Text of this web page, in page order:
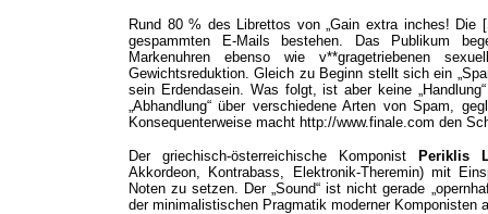
Rund 80 % des Librettos von „Gain extra inches! Die
gespammten E-Mails bestehen. Das Publikum
Markenuhren ebenso wie v**gragetriebenen
Gewichtsreduktion. Gleich zu Beginn stellt sich ein
sein Erdendasein. Was folgt, ist aber keine
„Abhandlung“ über verschiedene Arten von Spam,
Konsequenterweise macht http://www.finale.com den
Der griechisch-österreichische Komponist
Periklis
Akkordeon, Kontrabass, Elektronik-Theremin) mit
Noten zu setzen. Der „Sound“ ist nicht gerade
der minimalistischen Pragmatik moderner Komponisten